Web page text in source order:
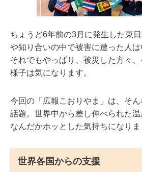
ちょうど6年前の3月に発生した東
や知り合いの中で被害に遭った人は
それでもやっぱり、被災した方々
様子は気になります。
今回の「広報こおりやま」は、そ
話題。世界中から差し伸べられた温
なんだかホッとした気持ちになりま
世界各国からの支援